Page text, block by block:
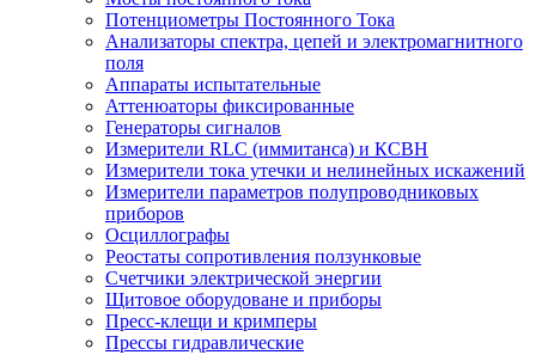
Потенциометры Постоянного Тока
Анализаторы спектра, цепей и электромагнитного
поля
Аппараты испытательные
Аттенюаторы фиксированные
Генераторы сигналов
Измерители RLC (иммитанса) и КСВН
Измерители тока утечки и нелинейных искажений
Измерители параметров полупроводниковых
приборов
Осциллографы
Реостаты сопротивления ползунковые
Счетчики электрической энергии
Щитовое оборудоване и приборы
Пресс-клещи и кримперы
Прессы гидравлические